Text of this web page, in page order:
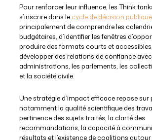
Pour renforcer leur influence, les Think
s’inscrire dans le cycle de décision publique
principalement de comprendre les
budgétaires, d’identifier les fenêtres
produire des formats courts et
développer des relations de confiance
administrations, les parlements, les
et la société civile.
Une stratégie d’impact efficace repose sur
notamment la qualité scientifique des
pertinence des sujets traités, la clarté des
recommandations, la capacité à
résultats et l’existence de coalitions